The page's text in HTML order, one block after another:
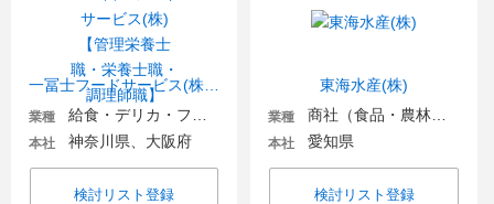
業種
本社 神奈川県、大阪府
検討リスト登録
東海水産(株)
業種
本社 愛知県
検討リスト登録